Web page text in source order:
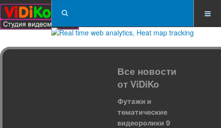
Все новости
от ViDiKo
Футажи и
тематические
видеоролики 9